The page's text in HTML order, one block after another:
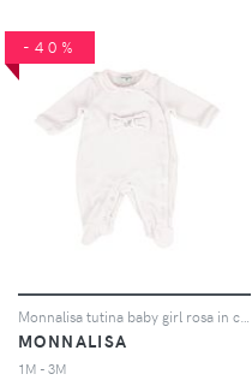
-40%
MONNALISA
1M - 3M